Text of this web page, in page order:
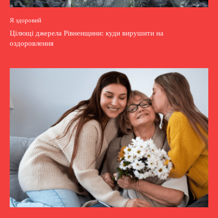
Я здоровий
Цілющі джерела Рівненщини: куди вирушити на
оздоровлення